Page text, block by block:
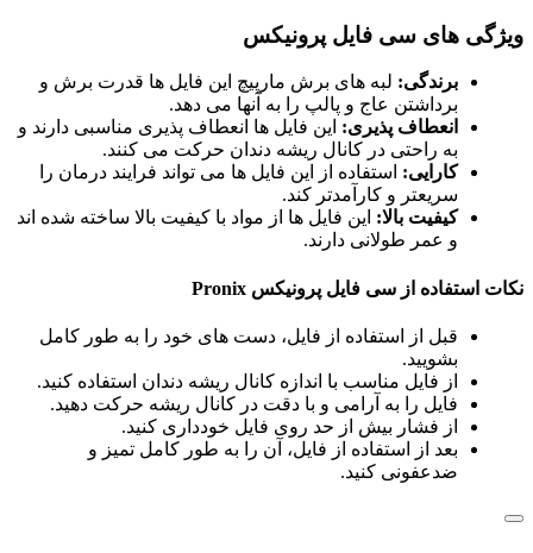
ویژگی های سی فایل پرونیکس
برندگی: لبه های برش مارپیچ این فایل ها قدرت برش و
برداشتن عاج و پالپ را به آنها می دهد.
انعطاف پذیری: این فایل ها انعطاف پذیری مناسبی دارند و
به راحتی در کانال ریشه دندان حرکت می کنند.
کارایی: استفاده از این فایل ها می تواند فرایند درمان را
سریعتر و کارآمدتر کند.
کیفیت بالا: این فایل ها از مواد با کیفیت بالا ساخته شده اند
و عمر طولانی دارند.
نکات استفاده از سی فایل پرونیکس Pronix
قبل از استفاده از فایل، دست های خود را به طور کامل
بشویید.
از فایل مناسب با اندازه کانال ریشه دندان استفاده کنید.
فایل را به آرامی و با دقت در کانال ریشه حرکت دهید.
از فشار بیش از حد روی فایل خودداری کنید.
بعد از استفاده از فایل، آن را به طور کامل تمیز و
ضدعفونی کنید.